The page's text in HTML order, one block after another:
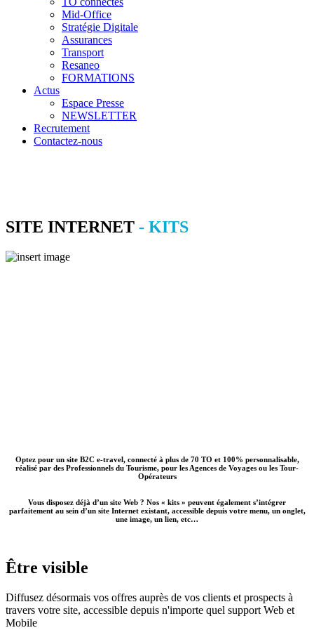
Mid-Office
Stratégie Digitale
Assurances
Transport
Resaneo
FORMATIONS
Actus
Espace Presse
NEWSLETTER
Recrutement
Contactez-nous
SITE INTERNET - KITS
Optez pour un site B2C e-travel, connecté à plus de 70 TO et 100% personnalisable,
réalisé par des Professionnels du Tourisme, pour les Agences de Voyages ou les Tour-
Opérateurs
Vous disposez déjà d’un site Web ? Nos « kits » peuvent également s’intégrer
parfaitement au sein d’un site Internet existant, accessible depuis votre menu, un onglet,
une image, un lien, etc…
Être visible
Diffusez désormais vos offres auprès de vos clients et prospects à
travers votre site, accessible depuis n'importe quel support Web et
Mobile